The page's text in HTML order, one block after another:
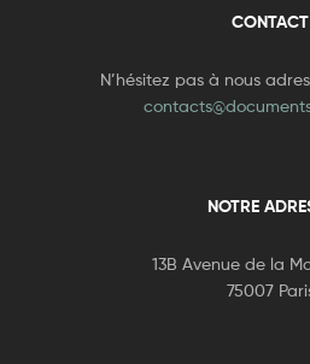
CONTACT
N’hésitez pas à nous
NOTRE
13B Avenue de la
75007